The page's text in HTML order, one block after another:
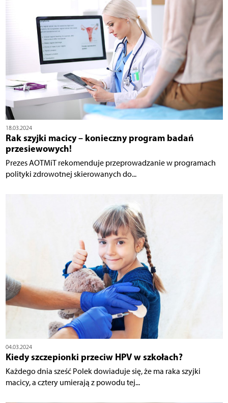
18.03.2024
Rak szyjki macicy – konieczny program badań
przesiewowych!
Prezes AOTMiT rekomenduje przeprowadzanie w programach
polityki zdrowotnej skierowanych do...
04.03.2024
Kiedy szczepionki przeciw HPV w szkołach?
Każdego dnia sześć Polek dowiaduje się, że ma raka szyjki
macicy, a cztery umierają z powodu tej...